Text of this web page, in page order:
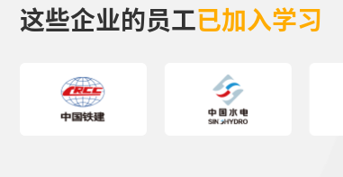
这些企业的员工已加入学习